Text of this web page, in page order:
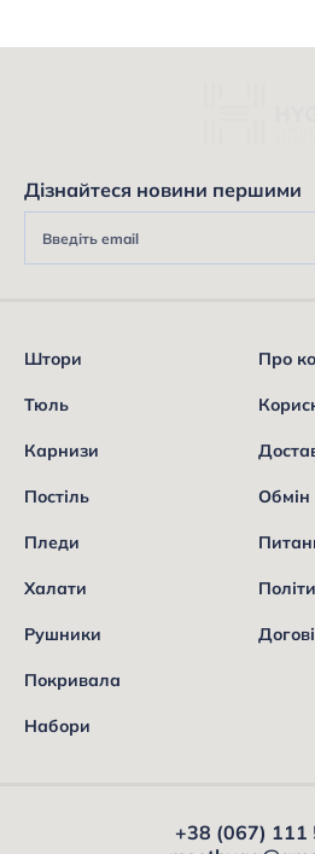
Дізнайтеся новини першими
Штори
Тюль
Карнизи
Постіль
Пледи
Халати
Рушники
Покривала
Набори
Про
Обмін
+38 (067) 111